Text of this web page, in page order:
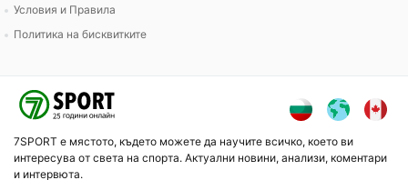
Условия и Правила
Политика на бисквитките
7SPORT е мястото, където можете да научите всичко, което ви
интересува от света на спорта. Актуални новини, анализи, коментари
и интервюта.